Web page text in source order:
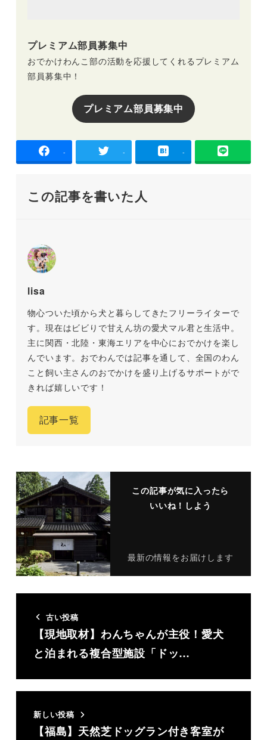
プレミアム部員募集中
おでかけわんこ部の活動を応援してくれるプレミアム
部員募集中！
プレミアム部員募集中
- - -
この記事を書いた人
lisa
物心ついた頃から犬と暮らしてきたフリーライターで
す。現在はビビりで甘えん坊の愛犬マル君と生活中。
主に関西・北陸・東海エリアを中心におでかけを楽し
んでいます。おでわんでは記事を通して、全国のわん
こと飼い主さんのおでかけを盛り上げるサポートがで
きれば嬉しいです！
記事一覧
この記事が気に入ったら
いいね！しよう
最新の情報をお届けします
古い投稿
【現地取材】わんちゃんが主役！愛犬
と泊まれる複合型施設「ドッ…
新しい投稿
【福島】天然芝ドッグラン付き客室が